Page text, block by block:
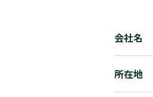
会社名
所在地